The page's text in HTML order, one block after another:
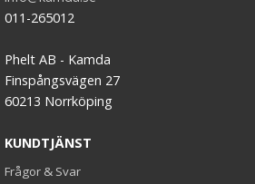
011-265012
Phelt AB - Kamda
Finspångsvägen 27
60213 Norrköping
KUNDTJÄNST
Frågor & Svar